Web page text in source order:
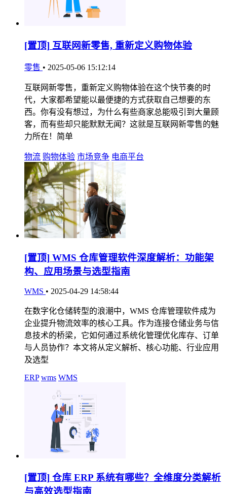
[置顶] 互联网新零售, 重新定义购物体验
零售 • 2025-05-06 15:12:14
互联网新零售，重新定义购物体验在这个快节奏的时
代，大家都希望能以最便捷的方式获取自己想要的东
西。你有没有想过，为什么有些商家总能吸引到大量顾
客，而有些却只能默默无闻？这就是互联网新零售的魅
力所在！简单
物流 购物体验 市场竞争 电商平台
[置顶] WMS 仓库管理软件深度解析：功能架
构、应用场景与选型指南
WMS • 2025-04-29 14:58:44
在数字化仓储转型的浪潮中，WMS 仓库管理软件成为
企业提升物流效率的核心工具。作为连接仓储业务与信
息技术的桥梁，它如何通过系统化管理优化库存、订单
与人员协作？本文将从定义解析、核心功能、行业应用
及选型
ERP wms WMS
[置顶] 仓库 ERP 系统有哪些？全维度分类解析
与高效选型指南